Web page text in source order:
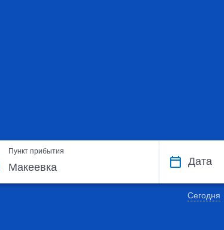
Пункт прибытия
Дата
Сегодня